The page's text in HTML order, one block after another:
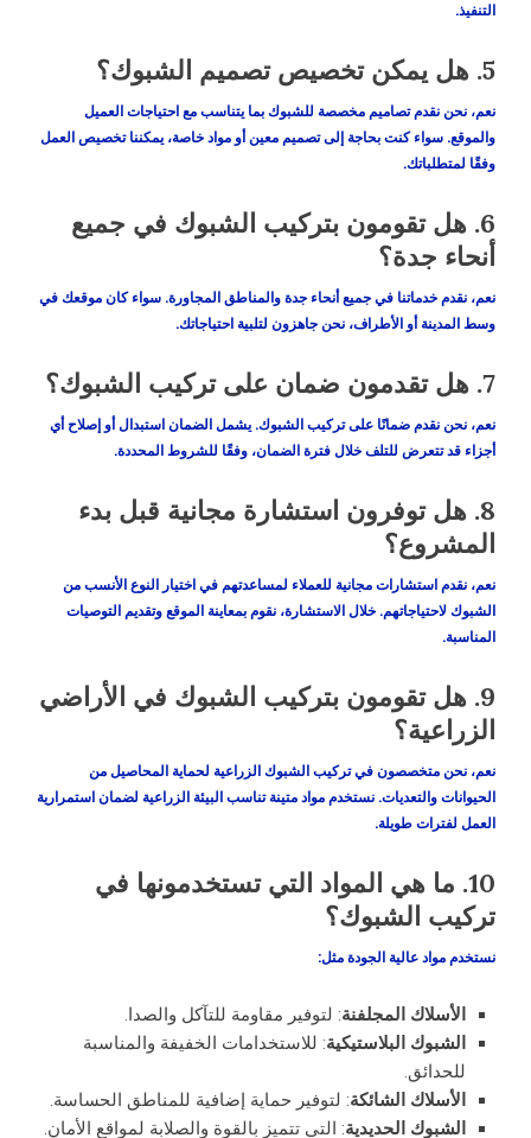
التنفيذ.
5. هل يمكن تخصيص تصميم الشبوك؟
نعم، نحن نقدم تصاميم مخصصة للشبوك بما يتناسب مع احتياجات العميل
والموقع. سواء كنت بحاجة إلى تصميم معين أو مواد خاصة، يمكننا تخصيص العمل
وفقًا لمتطلباتك.
6. هل تقومون بتركيب الشبوك في جميع
أنحاء جدة؟
نعم، نقدم خدماتنا في جميع أنحاء جدة والمناطق المجاورة. سواء كان موقعك في
وسط المدينة أو الأطراف، نحن جاهزون لتلبية احتياجاتك.
7. هل تقدمون ضمان على تركيب الشبوك؟
نعم، نحن نقدم ضمانًا على تركيب الشبوك. يشمل الضمان استبدال أو إصلاح أي
أجزاء قد تتعرض للتلف خلال فترة الضمان، وفقًا للشروط المحددة.
8. هل توفرون استشارة مجانية قبل بدء
المشروع؟
نعم، نقدم استشارات مجانية للعملاء لمساعدتهم في اختيار النوع الأنسب من
الشبوك لاحتياجاتهم. خلال الاستشارة، نقوم بمعاينة الموقع وتقديم التوصيات
المناسبة.
9. هل تقومون بتركيب الشبوك في الأراضي
الزراعية؟
نعم، نحن متخصصون في تركيب الشبوك الزراعية لحماية المحاصيل من
الحيوانات والتعديات. نستخدم مواد متينة تناسب البيئة الزراعية لضمان استمرارية
العمل لفترات طويلة.
10. ما هي المواد التي تستخدمونها في
تركيب الشبوك؟
نستخدم مواد عالية الجودة مثل:
الأسلاك المجلفنة: لتوفير مقاومة للتآكل والصدا.
الشبوك البلاستيكية: للاستخدامات الخفيفة والمناسبة
للحدائق.
الأسلاك الشائكة: لتوفير حماية إضافية للمناطق الحساسة.
الشبوك الحديدية: التي تتميز بالقوة والصلابة لمواقع الأمان.